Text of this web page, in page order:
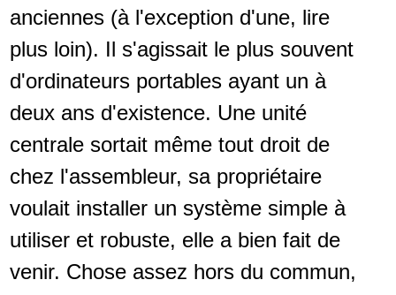
anciennes (à l'exception d'une, lire
plus loin). Il s'agissait le plus souvent
d'ordinateurs portables ayant un à
deux ans d'existence. Une unité
centrale sortait même tout droit de
chez l'assembleur, sa propriétaire
voulait installer un système simple à
utiliser et robuste, elle a bien fait de
venir. Chose assez hors du commun,